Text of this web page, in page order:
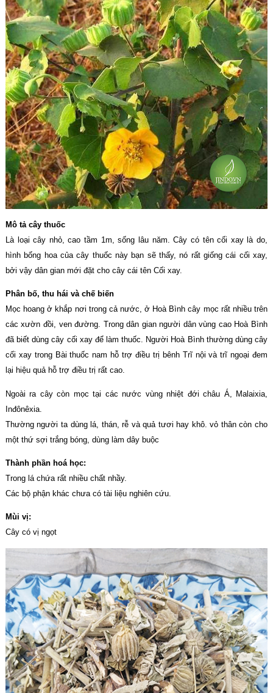
Mô tả cây thuốc
Là loại cây nhỏ, cao tầm 1m, sống lâu năm. Cây có tên cối xay là do,
hình bống hoa của cây thuốc này bạn sẽ thấy, nó rất giống cái cối xay,
bởi vậy dân gian mới đặt cho cây cái tên Cối xay.
Phân bố, thu hái và chế biến
Mọc hoang ở khắp nơi trong cả nước, ở Hoà Bình cây mọc rất nhiều trên
các xườn đồi, ven đường. Trong dân gian người dân vùng cao Hoà Bình
đã biết dùng cây cối xay để làm thuốc. Người Hoà Bình thường dùng cây
cối xay trong Bài thuốc nam hỗ trợ điều trị bênh Trĩ nội và trĩ ngoại đem
lại hiệu quả hỗ trợ điều trị rất cao.
Ngoài ra cây còn mọc tại các nước vùng nhiệt đới châu Á, Malaixia,
Inđônêxia.
Thường người ta dùng lá, thán, rễ và quả tươi hay khô. vỏ thân còn cho
một thứ sợi trắng bóng, dùng làm dây buộc
Thành phần hoá học:
Trong lá chứa rất nhiều chất nhầy.
Các bộ phận khác chưa có tài liệu nghiên cứu.
Mùi vị:
Cây có vị ngọt